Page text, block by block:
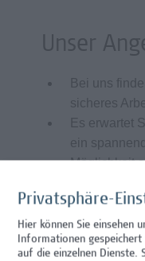
Unser
Bei uns
sicheres
Es erwartet
ein
Möglichkeit
Aus- und
Privatsphäre-
Hier können Sie einsehen
Informationen gespeichert
auf die einzelnen Dienste.